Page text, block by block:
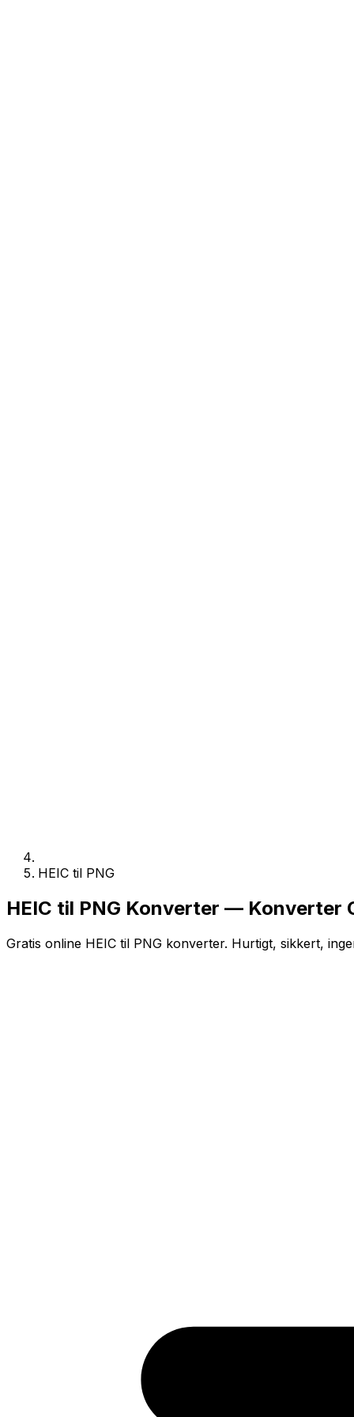
HEIC til PNG
HEIC til PNG Konverter — Konverter
Gratis online HEIC til PNG konverter. Hurtigt, sikkert,